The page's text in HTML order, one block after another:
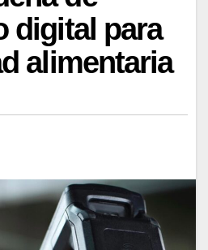
digital para
alimentaria